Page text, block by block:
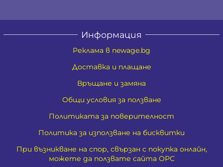
Информация
Реклама в newage.bg
Доставка и плащане
Връщане и замяна
Общи условия за ползване
Политиката за поверителност
Политика за използване на бисквитки
При възникване на спор, свързан с покупка онлайн,
можете да ползвате сайта ОРС